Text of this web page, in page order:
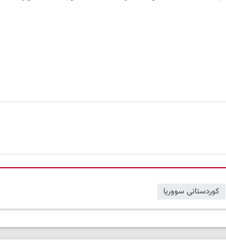
کوردستانی سووریا